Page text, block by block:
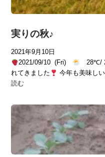
実りの秋♪
2021年9月10日
2021/09/10 (Fri)
28℃/
れてきました
今年も美味し
読む